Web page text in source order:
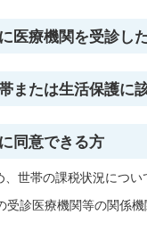
医療機関を受診し
または生活保護に
同意できる方
、世帯の課税状況につ
受診医療機関等の関係